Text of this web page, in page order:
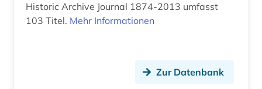
Historic Archive Journal 1874-2013 umfasst
103 Titel. Mehr Informationen
Zur Datenbank